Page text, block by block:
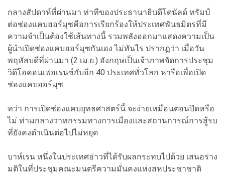
กลางสัปดาห์ที่ผ่านมา ท่าทีของประธานาธิบดีโดนัลด์ ทรัมป์
ต่อช่องแคบฮอร์มุซคือการเรียกร้องให้ประเทศพันธมิตรที่มี
ความจำเป็นต้องใช้เส้นทางนี้ รวมพลังออกมาแสดงความเป็น
ผู้นำเปิดช่องแคบฮอร์มุซกันเอง ไม่ทันไร ปรากฏว่า เมื่อวัน
พฤหัสบดีที่ผ่านมา (2 เม.ย.) อังกฤษเป็นเจ้าภาพจัดการประชุม
วิดีโอคอนเฟอเรนซ์กับอีก 40 ประเทศทั่วโลก หารือเพื่อเปิด
ช่องแคบฮอร์มุซ
ทว่า การเปิดช่องแคบยุทธศาสตร์นี้ จะง่ายเหมือนตอนปิดหรือ
ไม่ ท่ามกลางวาทกรรมทางการเมืองและสถานการณ์การสู้รบ
ที่ยังคงดำเนินต่อไปไม่หยุด
บาห์เรน หนึ่งในประเทศอ่าวที่ได้รับผลกระทบไปด้วย เสนอร่าง
มติในที่ประชุมคณะมนตรีความมั่นคงแห่งสหประชาชาติ